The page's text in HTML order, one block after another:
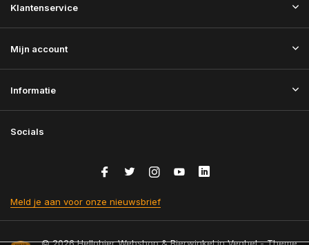
Klantenservice
Mijn account
Informatie
Socials
Meld je aan voor onze nieuwsbrief